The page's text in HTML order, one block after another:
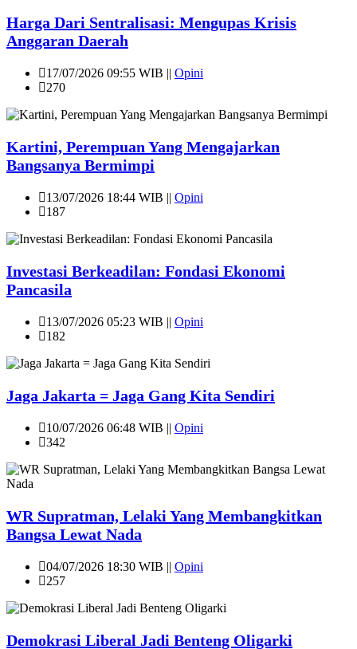
Harga Dari Sentralisasi: Mengupas Krisis
Anggaran Daerah
17/07/2026 09:55 WIB || Opini
270
Kartini, Perempuan Yang Mengajarkan
Bangsanya Bermimpi
13/07/2026 18:44 WIB || Opini
187
Investasi Berkeadilan: Fondasi Ekonomi
Pancasila
13/07/2026 05:23 WIB || Opini
182
Jaga Jakarta = Jaga Gang Kita Sendiri
10/07/2026 06:48 WIB || Opini
342
WR Supratman, Lelaki Yang Membangkitkan
Bangsa Lewat Nada
04/07/2026 18:30 WIB || Opini
257
Demokrasi Liberal Jadi Benteng Oligarki